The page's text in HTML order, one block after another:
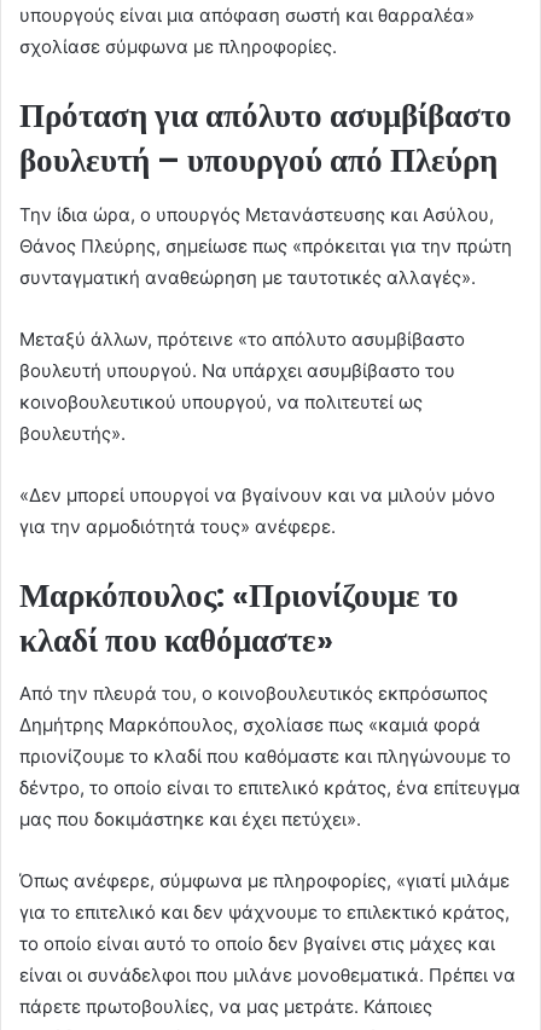
υπουργούς είναι μια απόφαση σωστή και θαρραλέα»
σχολίασε σύμφωνα με πληροφορίες.
Πρόταση για απόλυτο ασυμβίβαστο
βουλευτή – υπουργού από Πλεύρη
Την ίδια ώρα, ο υπουργός Μετανάστευσης και Ασύλου,
Θάνος Πλεύρης, σημείωσε πως «πρόκειται για την πρώτη
συνταγματική αναθεώρηση με ταυτοτικές αλλαγές».
Μεταξύ άλλων, πρότεινε «το απόλυτο ασυμβίβαστο
βουλευτή υπουργού. Να υπάρχει ασυμβίβαστο του
κοινοβουλευτικού υπουργού, να πολιτευτεί ως
βουλευτής».
«Δεν μπορεί υπουργοί να βγαίνουν και να μιλούν μόνο
για την αρμοδιότητά τους» ανέφερε.
Μαρκόπουλος: «Πριονίζουμε το
κλαδί που καθόμαστε»
Από την πλευρά του, ο κοινοβουλευτικός εκπρόσωπος
Δημήτρης Μαρκόπουλος, σχολίασε πως «καμιά φορά
πριονίζουμε το κλαδί που καθόμαστε και πληγώνουμε το
δέντρο, το οποίο είναι το επιτελικό κράτος, ένα επίτευγμα
μας που δοκιμάστηκε και έχει πετύχει».
Όπως ανέφερε, σύμφωνα με πληροφορίες, «γιατί μιλάμε
για το επιτελικό και δεν ψάχνουμε το επιλεκτικό κράτος,
το οποίο είναι αυτό το οποίο δεν βγαίνει στις μάχες και
είναι οι συνάδελφοι που μιλάνε μονοθεματικά. Πρέπει να
πάρετε πρωτοβουλίες, να μας μετράτε. Κάποιες